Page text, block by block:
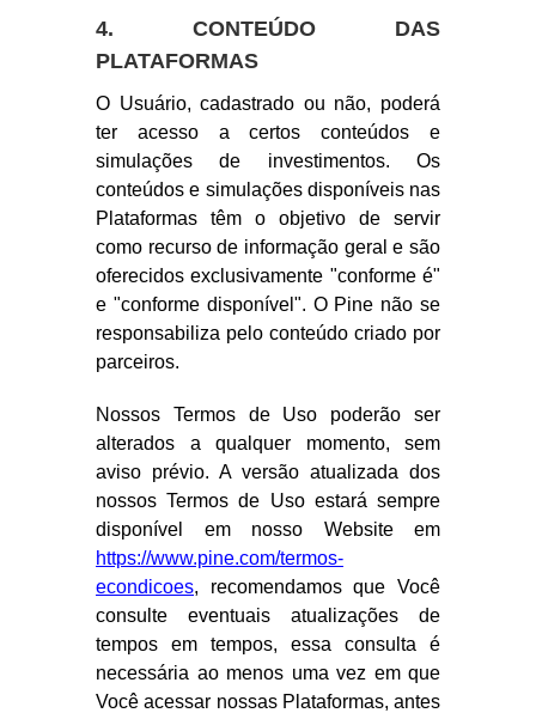
4. CONTEÚDO DAS
PLATAFORMAS
O Usuário, cadastrado ou não, poderá
ter acesso a certos conteúdos e
simulações de investimentos. Os
conteúdos e simulações disponíveis nas
Plataformas têm o objetivo de servir
como recurso de informação geral e são
oferecidos exclusivamente "conforme é"
e "conforme disponível". O Pine não se
responsabiliza pelo conteúdo criado por
parceiros.
Nossos Termos de Uso poderão ser
alterados a qualquer momento, sem
aviso prévio. A versão atualizada dos
nossos Termos de Uso estará sempre
disponível em nosso Website em
https://www.pine.com/termos-
econdicoes, recomendamos que Você
consulte eventuais atualizações de
tempos em tempos, essa consulta é
necessária ao menos uma vez em que
Você acessar nossas Plataformas, antes